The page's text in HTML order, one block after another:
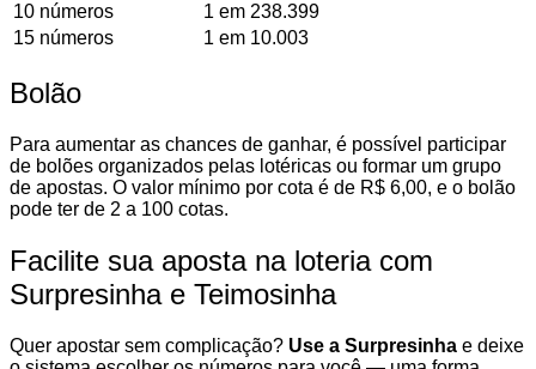
10 números
1 em 238.399
15 números
1 em 10.003
Bolão
Para aumentar as chances de ganhar, é possível participar
de bolões organizados pelas lotéricas ou formar um grupo
de apostas. O valor mínimo por cota é de R$ 6,00, e o bolão
pode ter de 2 a 100 cotas.
Facilite sua aposta na loteria com
Surpresinha e Teimosinha
Quer apostar sem complicação? Use a Surpresinha e deixe